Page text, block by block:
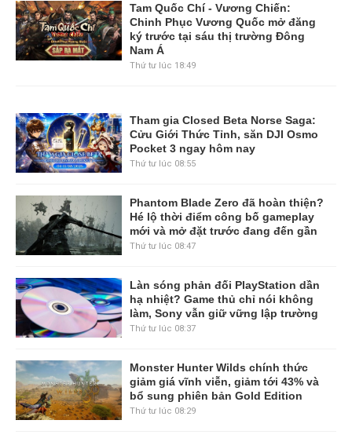
Tam Quốc Chí - Vương Chiến:
Chinh Phục Vương Quốc mở đăng
ký trước tại sáu thị trường Đông
Nam Á
Thứ tư lúc 18:49
Tham gia Closed Beta Norse Saga:
Cửu Giới Thức Tỉnh, săn DJI Osmo
Pocket 3 ngay hôm nay
Thứ tư lúc 08:55
Phantom Blade Zero đã hoàn thiện?
Hé lộ thời điểm công bố gameplay
mới và mở đặt trước đang đến gần
Thứ tư lúc 08:47
Làn sóng phản đối PlayStation dần
hạ nhiệt? Game thủ chỉ nói không
làm, Sony vẫn giữ vững lập trường
Thứ tư lúc 08:37
Monster Hunter Wilds chính thức
giảm giá vĩnh viễn, giảm tới 43% và
bổ sung phiên bản Gold Edition
Thứ tư lúc 08:29